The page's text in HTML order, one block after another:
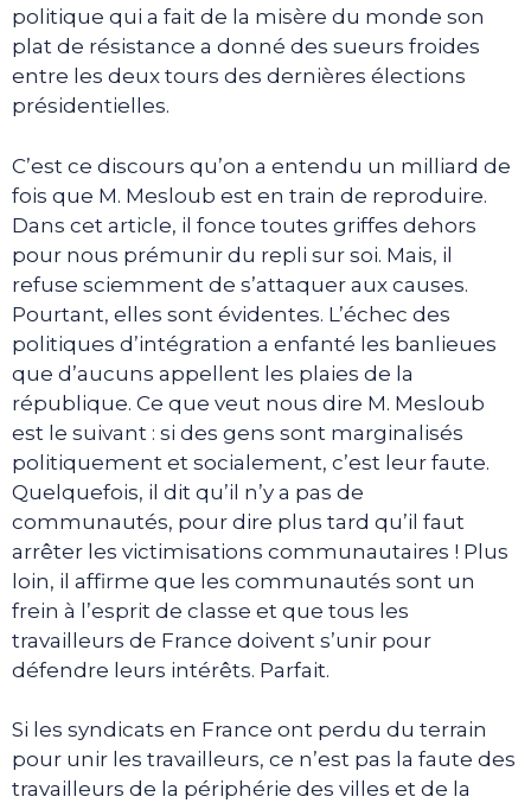
politique qui a fait de la misère du monde son
plat de résistance a donné des sueurs froides
entre les deux tours des dernières élections
présidentielles.
C’est ce discours qu’on a entendu un milliard de
fois que M. Mesloub est en train de reproduire.
Dans cet article, il fonce toutes griffes dehors
pour nous prémunir du repli sur soi. Mais, il
refuse sciemment de s’attaquer aux causes.
Pourtant, elles sont évidentes. L’échec des
politiques d’intégration a enfanté les banlieues
que d’aucuns appellent les plaies de la
république. Ce que veut nous dire M. Mesloub
est le suivant : si des gens sont marginalisés
politiquement et socialement, c’est leur faute.
Quelquefois, il dit qu’il n’y a pas de
communautés, pour dire plus tard qu’il faut
arrêter les victimisations communautaires ! Plus
loin, il affirme que les communautés sont un
frein à l’esprit de classe et que tous les
travailleurs de France doivent s’unir pour
défendre leurs intérêts. Parfait.
Si les syndicats en France ont perdu du terrain
pour unir les travailleurs, ce n’est pas la faute des
travailleurs de la périphérie des villes et de la